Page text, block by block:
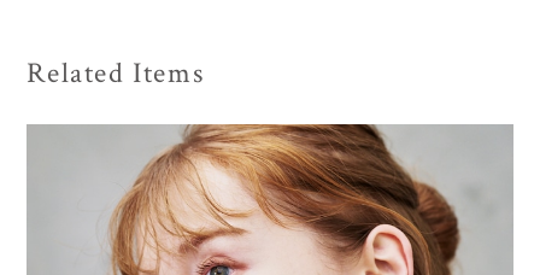
Related Items